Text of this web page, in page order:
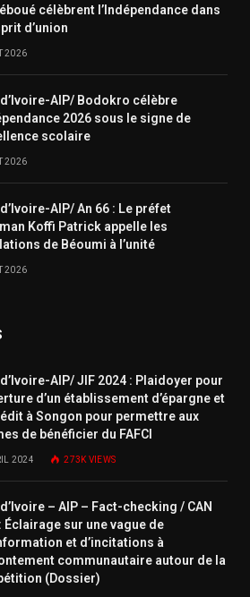
célèbrent l’Indépendance dans
d’union
2026
AIP/ Bodokro célèbre
2026 sous le signe de
scolaire
2026
AIP/ An 66 : Le préfet
Koffi Patrick appelle les
de Béoumi à l’unité
2026
AIP/ JIF 2024 : Plaidoyer pour
d’un établissement d’épargne et
à Songon pour permettre aux
de bénéficier du FAFCI
2024 273K VIEWS
– AIP – Fact-checking / CAN
Éclairage sur une vague de
et d’incitations à
communautaire autour de la
(Dossier)